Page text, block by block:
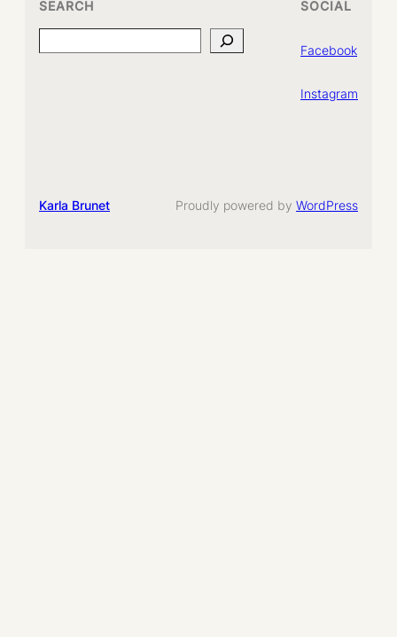
SEARCH
Search
SOCIAL
Facebook
Instagram
Karla Brunet Proudly powered by WordPress